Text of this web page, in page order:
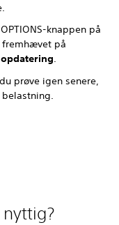
knappen på
fremhævet på
.
prøve igen senere,